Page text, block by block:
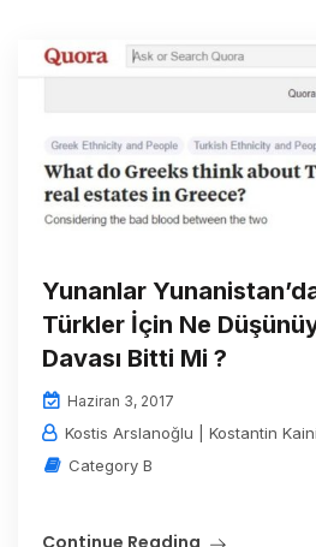
Yunanlar
Türkler İçin Ne
Davası Bitti Mi ?
Haziran 3, 2017
Kostis Arslanoğlu | Kostantin
Category B